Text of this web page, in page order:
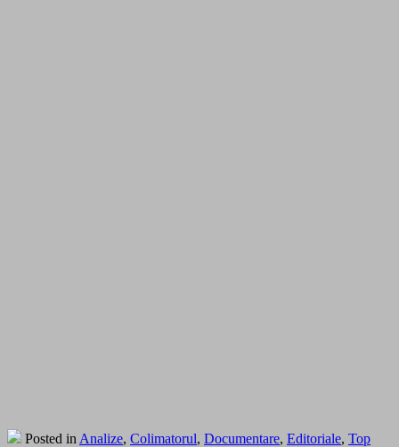
Posted in Analize, Colimatorul, Documentare, Editoriale, Top